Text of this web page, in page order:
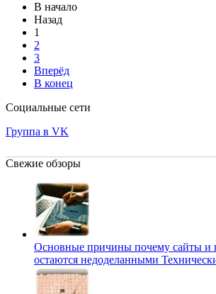
В начало
Назад
1
2
3
Вперёд
В конец
Социальные сети
Группа в VK
Свежие обзоры
Основные причины почему сайты и
остаются недоделанными